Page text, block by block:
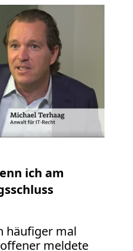
ich am
häufiger mal
meldete